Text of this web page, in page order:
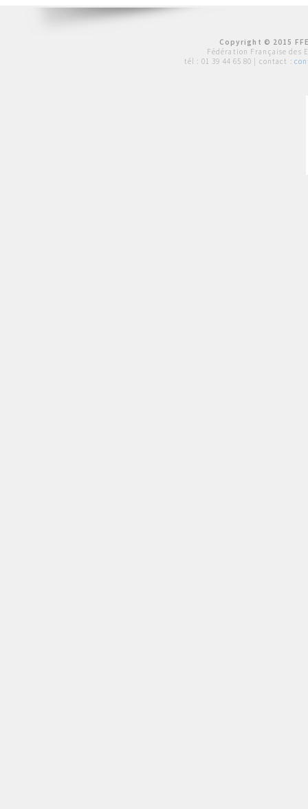
Copyright © 2015
Fédération Française des
tél : 01 39 44 65 80 | contact :